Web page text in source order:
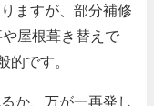
ますが、部分補修
屋根葺き替えで
的です。
か、万が一再発し